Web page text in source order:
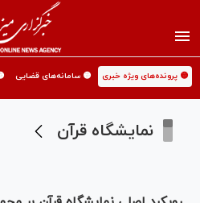
🟡 پرونده‌های ویژه خبری 🟡 سامانه‌های قضایی
نمایشگاه قرآن